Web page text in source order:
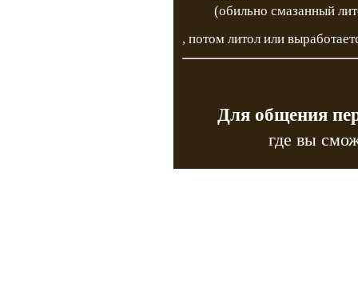
(обильно смазанный
, потом литол или
Для общения
где вы